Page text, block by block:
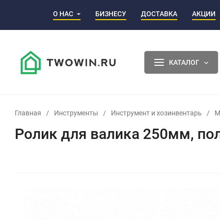
О НАС БИЗНЕСУ ДОСТАВКА АКЦИИ
КАТАЛОГ
Главная / Инструменты / Инструмент и хозинвентарь /
Ролик для валика 250мм,